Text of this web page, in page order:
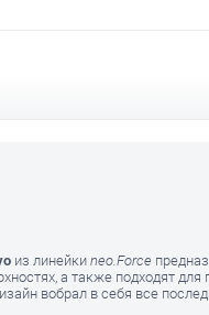
из линейки neo.Force
а также подходят
вобрал в себя все